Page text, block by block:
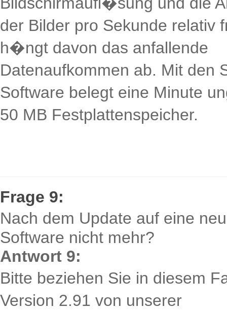
der Bilder pro Sekunde
h�ngt davon das anfallende
Datenaufkommen ab. Mit den
Software belegt eine Minute
50 MB Festplattenspeicher.
Frage 9:
Nach dem Update auf eine
Software nicht mehr?
Antwort 9:
Bitte beziehen Sie in diesem
Version 2.91 von unserer